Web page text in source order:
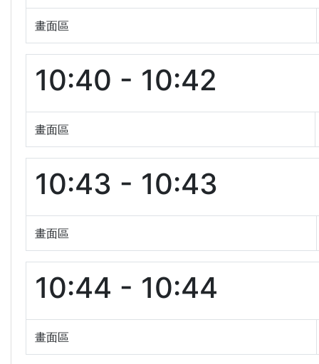
畫面區
10:40 - 10:42
畫面區
10:43 - 10:43
畫面區
10:44 - 10:44
畫面區